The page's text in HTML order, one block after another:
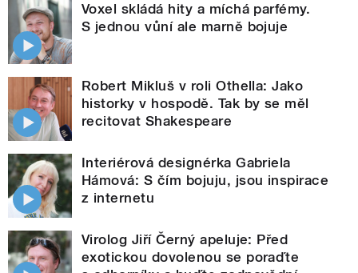
Voxel skládá hity a míchá parfémy.
S jednou vůní ale marně bojuje
Robert Mikluš v roli Othella: Jako
historky v hospodě. Tak by se měl
recitovat Shakespeare
Interiérová designérka Gabriela
Hámová: S čím bojuju, jsou inspirace
z internetu
Virolog Jiří Černý apeluje: Před
exotickou dovolenou se poraďte